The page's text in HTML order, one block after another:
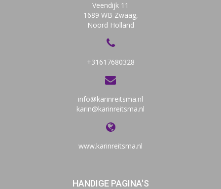
Veendijk 11
1689 WB Zwaag,
Noord Holland
+31617680328
info@karinreitsma.nl
karin@karinreitsma.nl
www.karinreitsma.nl
HANDIGE PAGINA'S